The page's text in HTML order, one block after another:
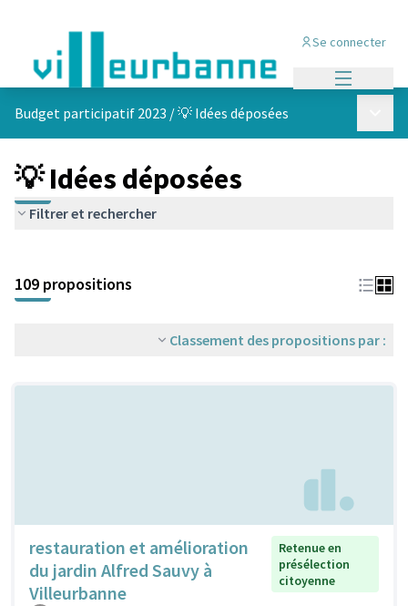
Se connecter
Budget participatif 2023 /💡 Idées déposées
💡 Idées déposées
Filtrer et rechercher
+
−
109 propositions
Classement des propositions par :
restauration et amélioration
du jardin Alfred Sauvy à
Villeurbanne
Retenue en
présélection
citoyenne